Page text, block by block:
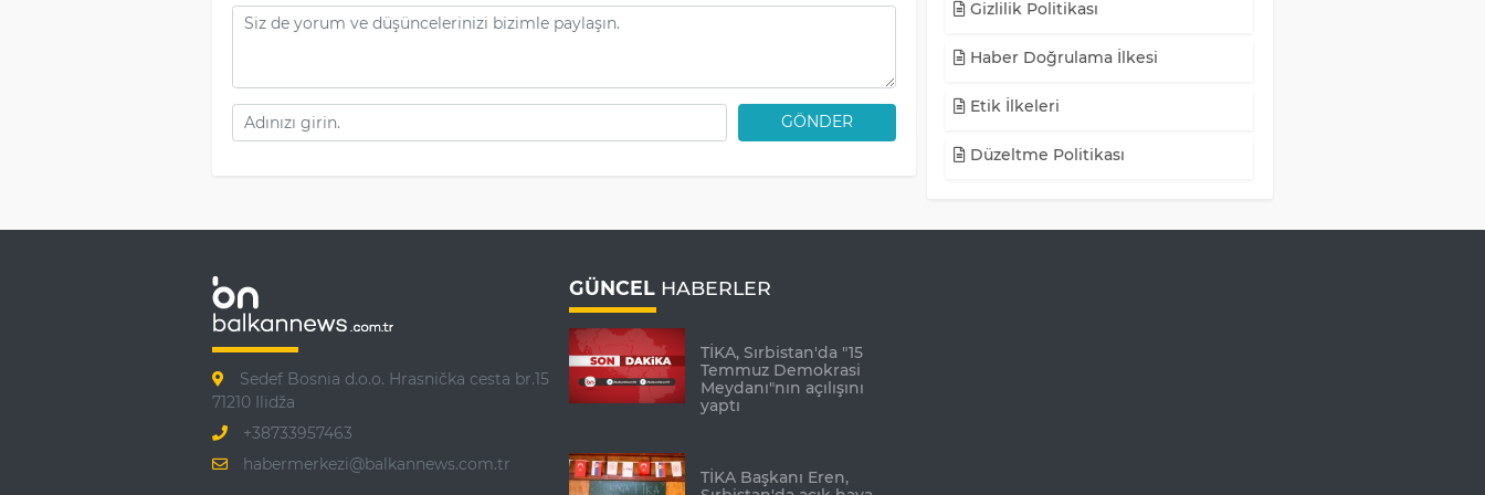
GÖNDER
Gizlilik Politikası
Haber Doğrulama İlkesi
Etik İlkeleri
Düzeltme Politikası
Sedef Bosnia d.o.o. Hrasnička cesta br.15
71210 Ilidža
+38733957463
habermerkezi@balkannews.com.tr
GÜNCEL HABERLER
TİKA, Sırbistan'da "15
Temmuz Demokrasi
Meydanı"nın açılışını
yaptı
TİKA Başkanı Eren,